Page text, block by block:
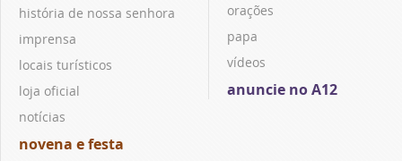
história de nossa senhora
imprensa
locais turísticos
loja oficial
notícias
novena e festa
orações
papa
vídeos
anuncie no A12